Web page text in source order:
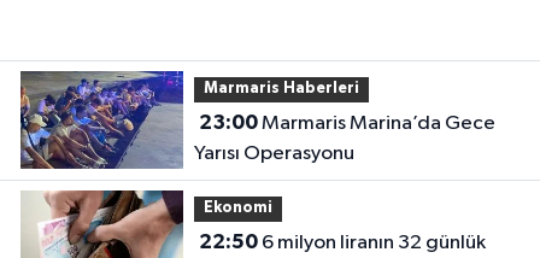
Marmaris Haberleri
23:00Marmaris Marina’da Gece
Yarısı Operasyonu
Ekonomi
22:506 milyon liranın 32 günlük